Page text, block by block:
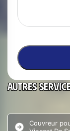
Autres
Couvreur